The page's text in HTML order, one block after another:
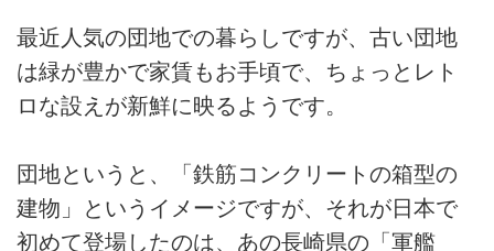
最近人気の団地での暮らしですが、古い団地
は緑が豊かで家賃もお手頃で、ちょっとレト
ロな設えが新鮮に映るようです。
団地というと、「鉄筋コンクリートの箱型の
建物」というイメージですが、それが日本で
初めて登場したのは、あの長崎県の「軍艦